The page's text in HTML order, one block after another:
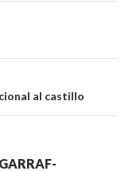
al castillo